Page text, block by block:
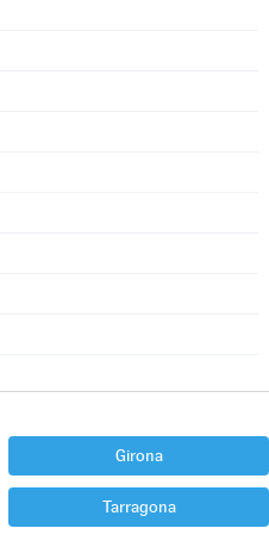
Girona
Tarragona